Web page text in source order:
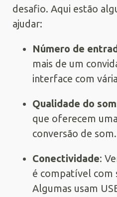
desafio. Aqui estão
ajudar:
Número de
mais de um
interface com
Qualidade do som
que oferecem
conversão de som.
Conectividade:
é compatível com
Algumas usam